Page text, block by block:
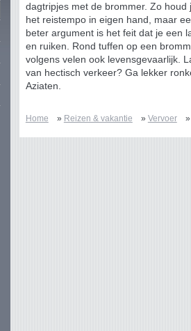
dagtripjes met de brommer. Zo houd
het reistempo in eigen hand, maar
beter argument is het feit dat je een
en ruiken. Rond tuffen op een
volgens velen ook levensgevaarlijk.
van hectisch verkeer? Ga lekker
Aziaten.
Home » Reizen & vakantie » Vervoer